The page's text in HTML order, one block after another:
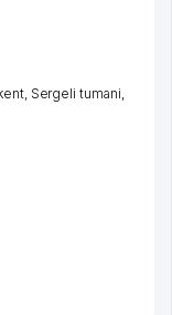
, Sergeli tumani,